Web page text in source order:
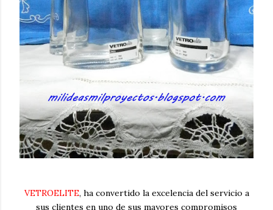
VETROELITE, ha convertido la excelencia del servicio a
sus clientes en uno de sus mayores compromisos